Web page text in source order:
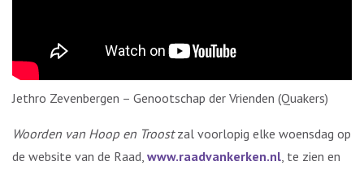
Jethro Zevenbergen – Genootschap der Vrienden (Quakers)
Woorden van Hoop en Troostzal voorlopig elke woensdag op
de website van de Raad, www.raadvankerken.nl, te zien en